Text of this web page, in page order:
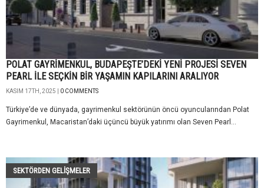
POLAT GAYRİMENKUL, BUDAPEŞTE’DEKİ YENİ PROJESİ SEVEN
PEARL İLE SEÇKİN BİR YAŞAMIN KAPILARINI ARALIYOR
KASIM 17TH, 2025 | 0 COMMENTS
Türkiye’de ve dünyada, gayrimenkul sektörünün öncü oyuncularından Polat
Gayrimenkul, Macaristan’daki üçüncü büyük yatırımı olan Seven Pearl...
SEKTÖRDEN GELIŞMELER